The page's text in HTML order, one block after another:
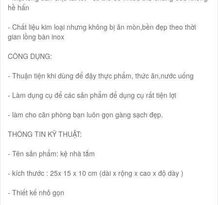
hề hấn
- Chất liệu kim loại nhưng không bị ăn mòn,bền đẹp theo thời
gian lồng bàn inox
CÔNG DỤNG:
- Thuận tiện khi dùng để đậy thực phẩm, thức ăn,nước uống
- Làm dụng cụ để các sản phẩm để dụng cụ rất tiện lợi
- làm cho căn phòng bạn luôn gọn gàng sạch đẹp.
THÔNG TIN KỸ THUẬT:
- Tên sản phẩm: kệ nhà tắm
- kích thước : 25x 15 x 10 cm (dài x rộng x cao x độ dày )
- Thiết kế nhỏ gọn